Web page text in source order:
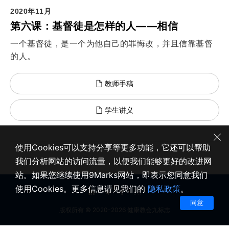
2020年11月
第六课：基督徒是怎样的人——相信
一个基督徒，是一个为他自己的罪悔改，并且信靠基督
的人。
教师手稿
学生讲义
版权所有 © 2020-2026 健康教会九标志
使用Cookies可以支持分享等更多功能，它还可以帮助
我们分析网站的访问流量，以便我们能够更好的改进网
站。如果您继续使用9Marks网站，即表示您同意我们
使用Cookies。更多信息请见我们的 隐私政策。
同意